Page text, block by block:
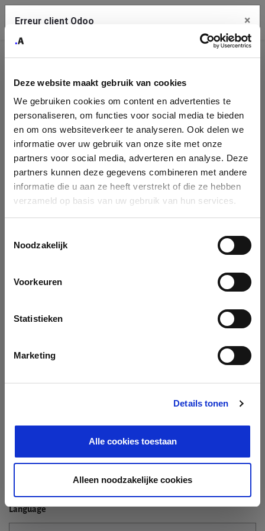
Deze website maakt gebruik van cookies
We gebruiken cookies om content en advertenties te
personaliseren, om functies voor social media te bieden
en om ons websiteverkeer te analyseren. Ook delen we
informatie over uw gebruik van onze site met onze
partners voor social media, adverteren en analyse. Deze
partners kunnen deze gegevens combineren met andere
informatie die u aan ze heeft verstrekt of die ze hebben
verzameld op basis van uw gebruik van hun services.
Noodzakelijk
Voorkeuren
Statistieken
Marketing
Details tonen
Alle cookies toestaan
Alleen noodzakelijke cookies
Contact Us
de
l'entreprise
Please fill in your company details
You can search a company in our database by name, VAT or
enterprise ID. When a company is selected it will auto-complete the
form. If you don't find your company in our database, you can create
Enterprise ID
Language
Erreur client Odoo ×
Une erreur s'est produite
Utilisez le bouton Copier pour reporter cette erreur à votre
service de support.
Voir les détails
Ok